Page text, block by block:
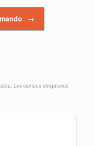
→
Los campos obligatorios